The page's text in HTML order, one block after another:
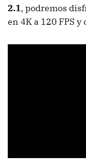
2.1, podremos
en 4K a 120 FPS y